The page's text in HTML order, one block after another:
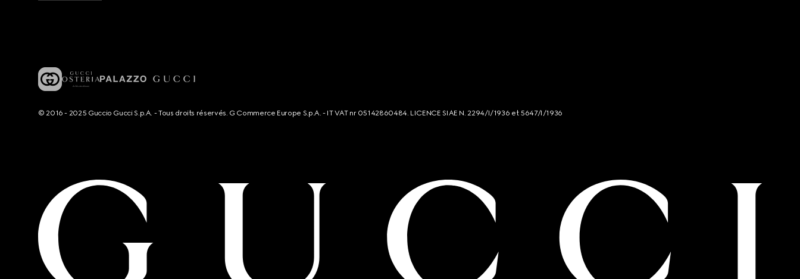
© 2016 - 2025 Guccio Gucci S.p.A. - Tous droits réservés. G Commerce Europe S.p.A. - IT VAT nr 05142860484. LICENCE SIAE N. 2294/I/1936 et 5647/I/1936